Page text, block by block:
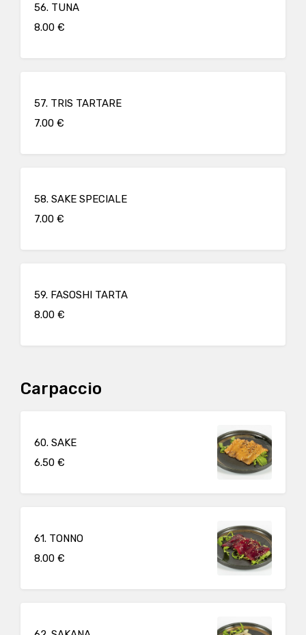
56. TUNA
8.00 €
57. TRIS TARTARE
7.00 €
58. SAKE SPECIALE
7.00 €
59. FASOSHI TARTA
8.00 €
Carpaccio
60. SAKE
6.50 €
61. TONNO
8.00 €